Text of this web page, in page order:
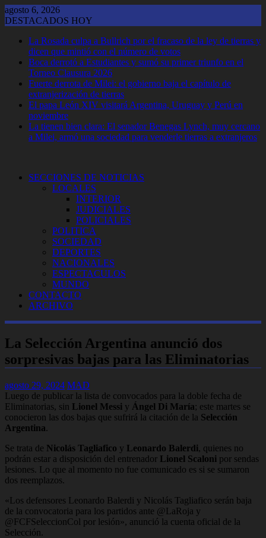
Saltar
al
agosto 6, 2026
DESTACADOS HOY
La Rosada culpa a Bullrich por el fracaso de la ley de tierras y
dicen que mintió con el número de votos
Boca derrotó a Estudiantes y sumó su primer triunfo en el
Torneo Clausura 2026
Fuerte derrota de Milei: el gobierno baja el capítulo de
extranjerización de tierras
El papa León XIV visitará Argentina, Uruguay y Perú en
noviembre
La tienen bien clara: El senador Benegas Lynch, muy cercano
a Milei, armó una sociedad para venderle tierras a extranjeros
SECCIONES DE NOTICIAS
LOCALES
INTERIOR
JUDICIALES
POLICIALES
POLITICA
SOCIEDAD
DEPORTES
NACIONALES
ESPECTACULOS
MUNDO
CONTACTO
ARCHIVO
La Selección Argentina anunció dos
sorpresivas bajas para las Eliminatorias
agosto 29, 2024 MAD
Luego de publicar la lista de convocados para la doble fecha de
Eliminatorias, sin Lionel Messi y Ángel Di María; este martes se
conocieron las dos bajas que sufrirá la citación de la Selección
Argentina.
Se trata de Nicolás Tagliafico y Leonardo Balerdi, quienes no
podrán estar a disposición del entrenador Lionel Scaloni por sendas
lesiones. Lo que al momento no fue comunicado es si se sumaron
dos reemplazos.
«Los defensores Leonardo Balerdi y Nicolás Tagliafico serán baja
de la convocatoria para los partidos ante @LaRoja y
@FCFSeleccionCol por lesión», anunció la cuenta oficial de la
Selección.